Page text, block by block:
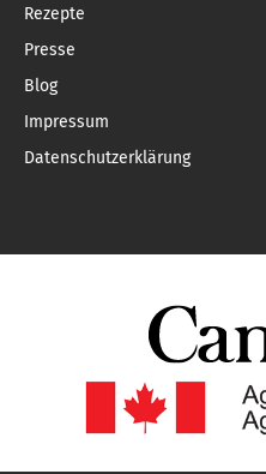
Rezepte
Presse
Blog
Impressum
Datenschutzerklärung